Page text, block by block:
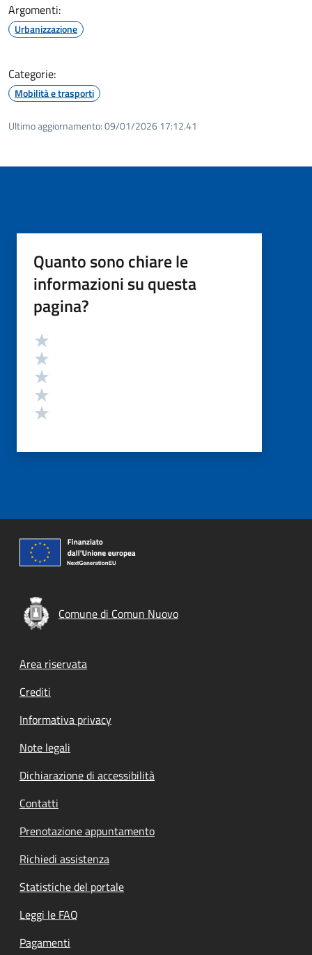
Argomenti:
Urbanizzazione
Categorie:
Mobilità e trasporti
Ultimo aggiornamento:09/01/2026 17:12.41
Quanto sono chiare le
informazioni su questa
pagina?
Valutazione
Comune di Comun Nuovo
Footer menu
Area riservata
Crediti
Informativa privacy
Note legali
Dichiarazione di accessibilità
Contatti
Prenotazione appuntamento
Richiedi assistenza
Statistiche del portale
Leggi le FAQ
Pagamenti